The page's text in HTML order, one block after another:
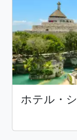
ホテル・